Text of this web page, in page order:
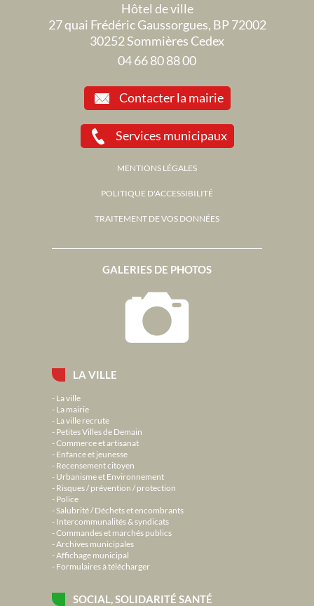
LA VILLE
La ville
La mairie
La ville recrute
Petites Villes de Demain
Commerce et artisanat
Enfance et jeunesse
Recensement citoyen
Urbanisme et Environnement
Risques / prévention / protection
Police
Salubrité / Déchets et encombrants
Intercommunalités & syndicats
Commandes et marchés publics
Archives municipales
Affichage municipal
Formulaires à télécharger
SOCIAL, SOLIDARITÉ SANTÉ
GALERIES DE PHOTOS
Hôtel de ville
27 quai Frédéric Gaussorgues, BP 72002
30252 Sommières Cedex
04 66 80 88 00
Contacter la mairie
Services municipaux
MENTIONS LÉGALES
POLITIQUE D'ACCESSIBILITÉ
TRAITEMENT DE VOS DONNÉES